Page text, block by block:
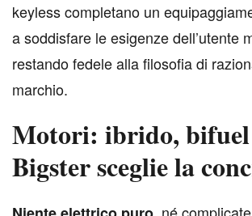
keyless completano un
a soddisfare le esigenze dell’utente
restando fedele alla filosofia di
marchio.
Motori: ibrido, bifuel
Bigster sceglie la